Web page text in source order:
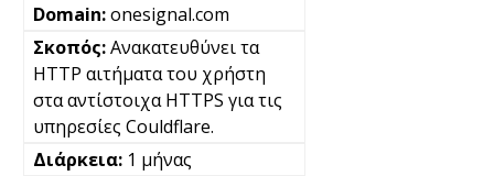
onesignal.com
Ανακατευθύνει τα
HTTP αιτήματα του χρήστη
στα αντίστοιχα HTTPS για τις
υπηρεσίες Couldflare.
1 μήνας